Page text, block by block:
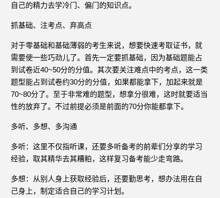
自己的精力去学冷门、偏门的知识点。
抓基础、注考点、弃高点
对于零基础和基础薄弱的考生来说，想要快速考取证书，就
需要使一些巧劲儿了。首先一定要抓基础，因为基础题能占
到试卷近40~50分的分值。其次要关注难点中的考点，这一类
题型能占到试卷约30分的分值，如果都能拿下，加起来就是
70~80分了。至于非常难的题型，想拿分很难，这时就要适当
性的放弃了。不过前提必须是前面的70分你能都拿下。
多听、多想、多沟通
多听：这里不仅指听课，还要多听备考的前辈们分享的学习
经验，取其精华去其糟粕，这样复习备考能少走弯路。
多想：从别人身上获取经验后，还要勤思考，想办法用在自
己身上，制定适合自己的学习计划。